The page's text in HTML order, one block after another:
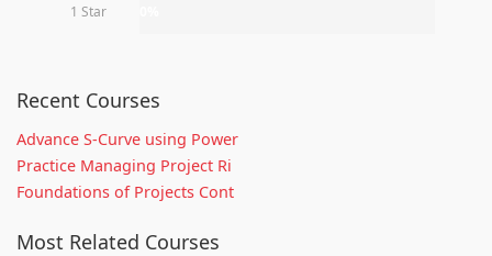
1 Star
Recent Courses
Advance S-Curve using Power
Practice Managing Project Ri
Foundations of Projects Cont
Most Related Courses